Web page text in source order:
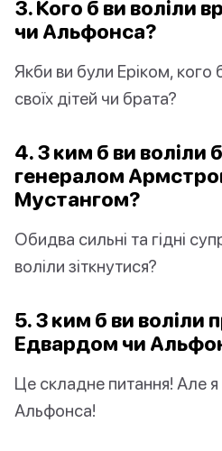
3. Кого б ви воліли
чи Альфонса?
Якби ви були Еріком, кого
своїх дітей чи брата?
4. З ким б ви воліли
генералом
Мустангом?
Обидва сильні та гідні
воліли зіткнутися?
5. З ким б ви воліли
Едвардом чи
Це складне питання! Але
Альфонса!